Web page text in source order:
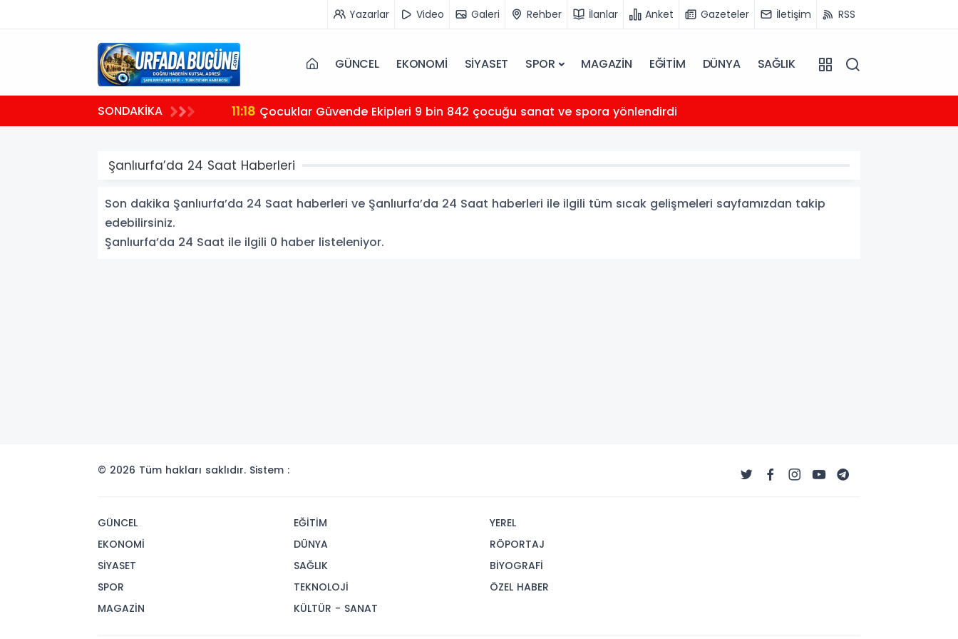
Yazarlar Video Galeri Rehber İlanlar Anket Gazeteler İletişim RSS
GÜNCEL EKONOMİ SİYASET SPOR MAGAZİN EĞİTİM DÜNYA SAĞLIK
SONDAKİKA 11:18 Çocuklar Güvende Ekipleri 9 bin 842 çocuğu sanat ve spora yönlendirdi
Şanlıurfa’da 24 Saat Haberleri
Son dakika Şanlıurfa’da 24 Saat haberleri ve Şanlıurfa’da 24 Saat haberleri ile ilgili tüm sıcak gelişmeleri sayfamızdan takip
edebilirsiniz.
Şanlıurfa’da 24 Saat ile ilgili 0 haber listeleniyor.
© 2026 Tüm hakları saklıdır. Sistem :
GÜNCEL
EKONOMİ
SİYASET
SPOR
MAGAZİN
EĞİTİM
DÜNYA
SAĞLIK
TEKNOLOJİ
KÜLTÜR - SANAT
YEREL
RÖPORTAJ
BİYOGRAFİ
ÖZEL HABER